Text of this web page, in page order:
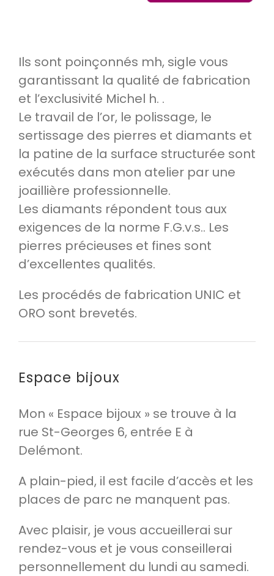
Ils sont poinçonnés mh, sigle vous
garantissant la qualité de fabrication
et l’exclusivité Michel h. .
Le travail de l’or, le polissage, le
sertissage des pierres et diamants et
la patine de la surface structurée sont
exécutés dans mon atelier par une
joaillière professionnelle.
Les diamants répondent tous aux
exigences de la norme F.G.v.s.. Les
pierres précieuses et fines sont
d’excellentes qualités.
Les procédés de fabrication UNIC et
ORO sont brevetés.
Espace bijoux
Mon « Espace bijoux » se trouve à la
rue St-Georges 6, entrée E à
Delémont.
A plain-pied, il est facile d’accès et les
places de parc ne manquent pas.
Avec plaisir, je vous accueillerai sur
rendez-vous et je vous conseillerai
personnellement du lundi au samedi.